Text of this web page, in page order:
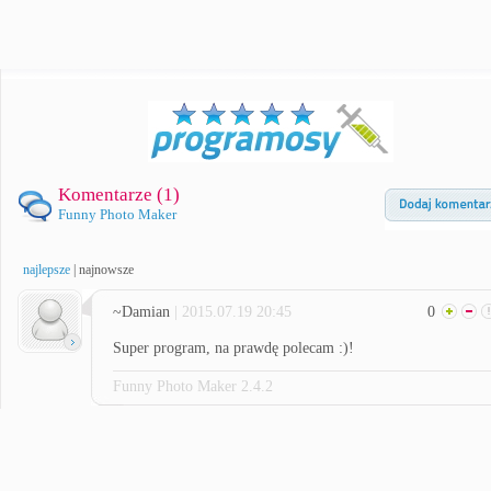
Komentarze (1)
Funny Photo Maker
najlepsze najnowsze
~Damian | 2015.07.19 20:45 0
Super program, na prawdę polecam :)!
Funny Photo Maker 2.4.2